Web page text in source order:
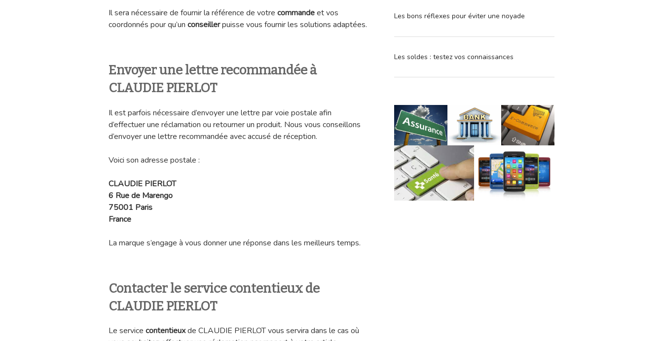
Il sera nécessaire de fournir la référence de votre commandeet vos
coordonnés pour qu’un conseillerpuisse vous fournir les solutions adaptées.
Envoyer une lettre recommandée à
CLAUDIE PIERLOT
Il est parfois nécessaire d’envoyer une lettre par voie postale afin
d’effectuer une réclamation ou retourner un produit. Nous vous conseillons
d’envoyer une lettre recommandée avec accusé de réception.
Voici son adresse postale :
CLAUDIE PIERLOT
6 Rue de Marengo
75001 Paris
France
La marque s’engage à vous donner une réponse dans les meilleurs temps.
Contacter le service contentieux de
CLAUDIE PIERLOT
Le service contentieuxde CLAUDIE PIERLOT vous servira dans le cas où
Les bons réflexes pour éviter une noyade
Les soldes : testez vos connaissances